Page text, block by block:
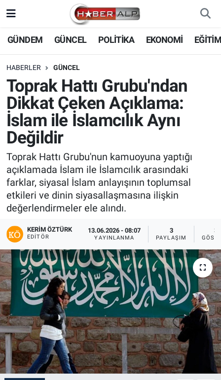
GÜNDEM GÜNCEL POLİTİKA EKONOMİ
HABERLER GÜNCEL
Toprak Hattı Grubu'ndan
Dikkat Çeken Açıklama:
İslam ile İslamcılık Aynı
Değildir
Toprak Hattı Grubu'nun kamuoyuna yaptığı
açıklamada İslam ile İslamcılık arasındaki
farklar, siyasal İslam anlayışının toplumsal
etkileri ve dinin siyasallaşmasına ilişkin
değerlendirmeler ele alındı.
KERIM ÖZTÜRK
EDITÖR
13.06.2026 - 08:07
YAYINLANMA
3
PAYLAŞIM
35
Nöbetçi Eczaneler
Hava Durumu
Trafik Durumu
Süper Lig Puan Durumu ve Fikstür
Tüm Manşetler
Son Dakika Haberleri
Haber Arşivi